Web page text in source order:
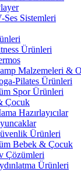
Sistemleri
Ürünleri
Malzemeleri &
Pilates Ürünleri
Spor Ürünleri
Çocuk
Hazırlayıcılar
Ürünleri
Bebek & Çocuk
Çözümleri
Ürünleri